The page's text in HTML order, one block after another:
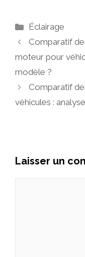
Catégories
Éclairage
Comparatif
moteur pour
modèle ?
Comparatif
véhicules :
Laisser un